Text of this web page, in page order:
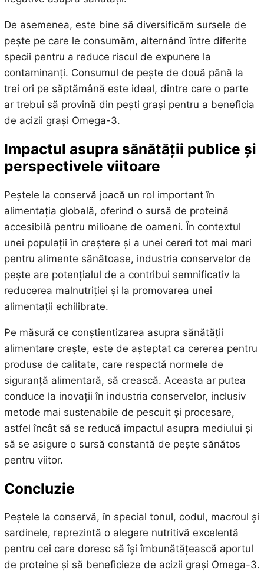
De asemenea, este bine să diversificăm sursele de
pește pe care le consumăm, alternând între diferite
specii pentru a reduce riscul de expunere la
contaminanți. Consumul de pește de două până la
trei ori pe săptămână este ideal, dintre care o parte
ar trebui să provină din pești grași pentru a beneficia
de acizii grași Omega-3.
Impactul asupra sănătății publice și
perspectivele viitoare
Peștele la conservă joacă un rol important în
alimentația globală, oferind o sursă de proteină
accesibilă pentru milioane de oameni. În contextul
unei populații în creștere și a unei cereri tot mai mari
pentru alimente sănătoase, industria conservelor de
pește are potențialul de a contribui semnificativ la
reducerea malnutriției și la promovarea unei
alimentații echilibrate.
Pe măsură ce conștientizarea asupra sănătății
alimentare crește, este de așteptat ca cererea pentru
produse de calitate, care respectă normele de
siguranță alimentară, să crească. Aceasta ar putea
conduce la inovații în industria conservelor, inclusiv
metode mai sustenabile de pescuit și procesare,
astfel încât să se reducă impactul asupra mediului și
să se asigure o sursă constantă de pește sănătos
pentru viitor.
Concluzie
Peștele la conservă, în special tonul, codul, macroul și
sardinele, reprezintă o alegere nutritivă excelentă
pentru cei care doresc să își îmbunătățească aportul
de proteine și să beneficieze de acizii grași Omega-3.